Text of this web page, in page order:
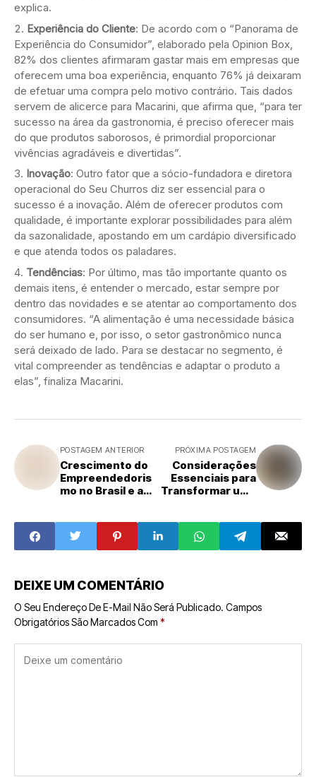
explica.
Experiência do Cliente: De acordo com o “Panorama de
Experiência do Consumidor”, elaborado pela Opinion Box,
82% dos clientes afirmaram gastar mais em empresas que
oferecem uma boa experiência, enquanto 76% já deixaram
de efetuar uma compra pelo motivo contrário. Tais dados
servem de alicerce para Macarini, que afirma que, “para ter
sucesso na área da gastronomia, é preciso oferecer mais
do que produtos saborosos, é primordial proporcionar
vivências agradáveis e divertidas”.
Inovação: Outro fator que a sócio-fundadora e diretora
operacional do Seu Churros diz ser essencial para o
sucesso é a inovação. Além de oferecer produtos com
qualidade, é importante explorar possibilidades para além
da sazonalidade, apostando em um cardápio diversificado
e que atenda todos os paladares.
Tendências: Por último, mas tão importante quanto os
demais itens, é entender o mercado, estar sempre por
dentro das novidades e se atentar ao comportamento dos
consumidores. “A alimentação é uma necessidade básica
do ser humano e, por isso, o setor gastronômico nunca
será deixado de lado. Para se destacar no segmento, é
vital compreender as tendências e adaptar o produto a
elas”, finaliza Macarini.
POSTAGEM ANTERIOR
Crescimento do
Empreendedoris
mo no Brasil e a
PRÓXIMA POSTAGEM
Considerações
Essenciais para
Transformar uma
DEIXE UM COMENTÁRIO
O Seu Endereço De E-Mail Não Será Publicado. Campos
Obrigatórios São Marcados Com *